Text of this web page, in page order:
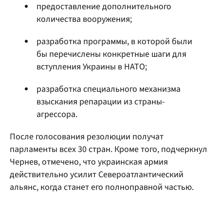
предоставление дополнительного
количества вооружения;
разработка программы, в которой были
бы перечислены конкретные шаги для
вступления Украины в НАТО;
разработка специального механизма
взыскания репарации из страны-
агрессора.
После голосования резолюции получат
парламенты всех 30 стран. Кроме того, подчеркнул
Чернев, отмечено, что украинская армия
действительно усилит Североатлантический
альянс, когда станет его полноправной частью.